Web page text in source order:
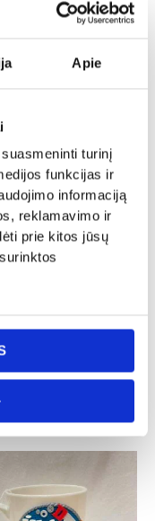
Apie
turinį
funkcijas ir
informaciją
reklamavimo ir
prie kitos jūsų
„Darbo dienos planas”